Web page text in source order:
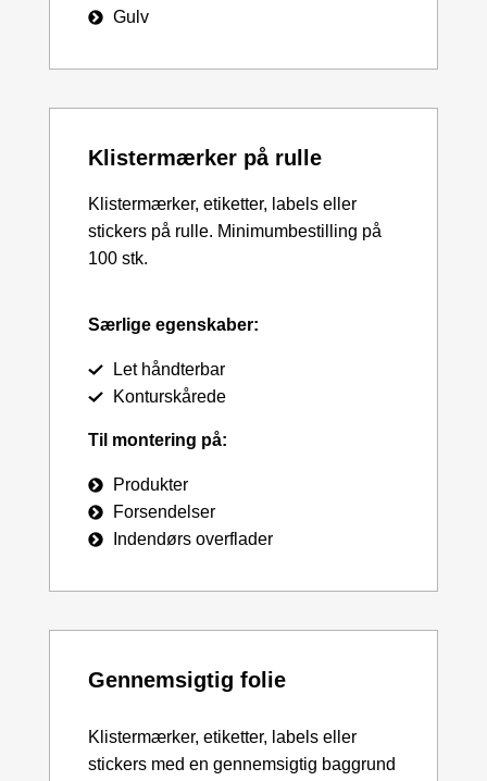
Gulv
Klistermærker på rulle
Klistermærker, etiketter, labels eller
stickers på rulle. Minimumbestilling på
100 stk.
Særlige egenskaber:
Let håndterbar
Konturskårede
Til montering på:
Produkter
Forsendelser
Indendørs overflader
Gennemsigtig folie
Klistermærker, etiketter, labels eller
stickers med en gennemsigtig baggrund